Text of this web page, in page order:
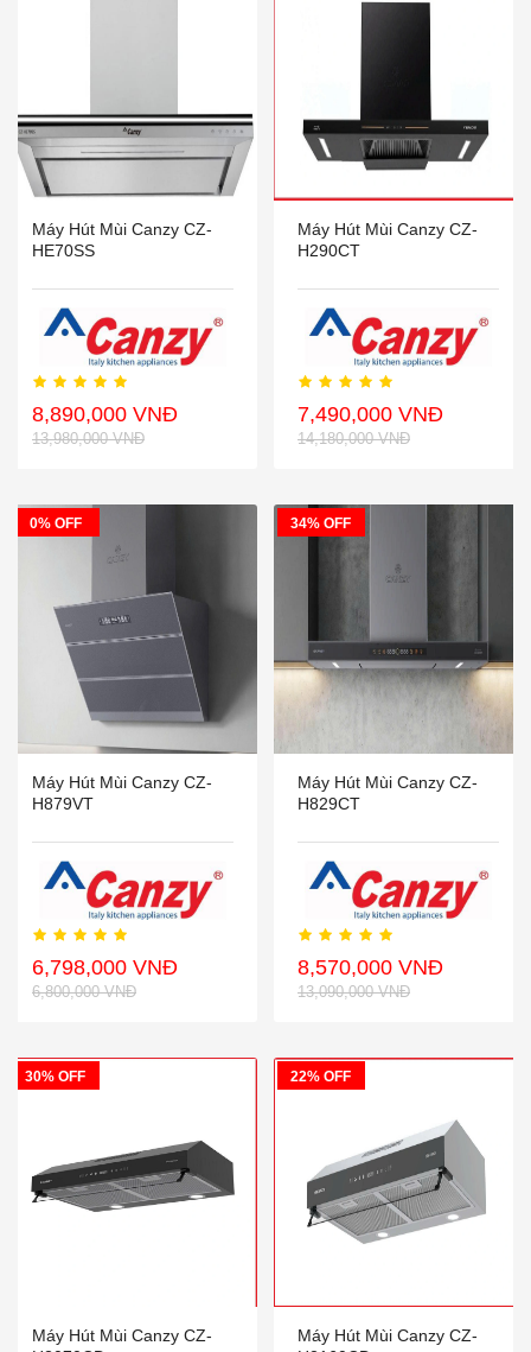
Máy Hút Mùi Canzy CZ-
HE70SS
8,890,000 VNĐ
13,980,000 VNĐ
Máy Hút Mùi Canzy CZ-
H290CT
7,490,000 VNĐ
14,180,000 VNĐ
0% OFF
Máy Hút Mùi Canzy CZ-
H879VT
6,798,000 VNĐ
6,800,000 VNĐ
34% OFF
Máy Hút Mùi Canzy CZ-
H829CT
8,570,000 VNĐ
13,090,000 VNĐ
30% OFF
Máy Hút Mùi Canzy CZ-
22% OFF
Máy Hút Mùi Canzy CZ-